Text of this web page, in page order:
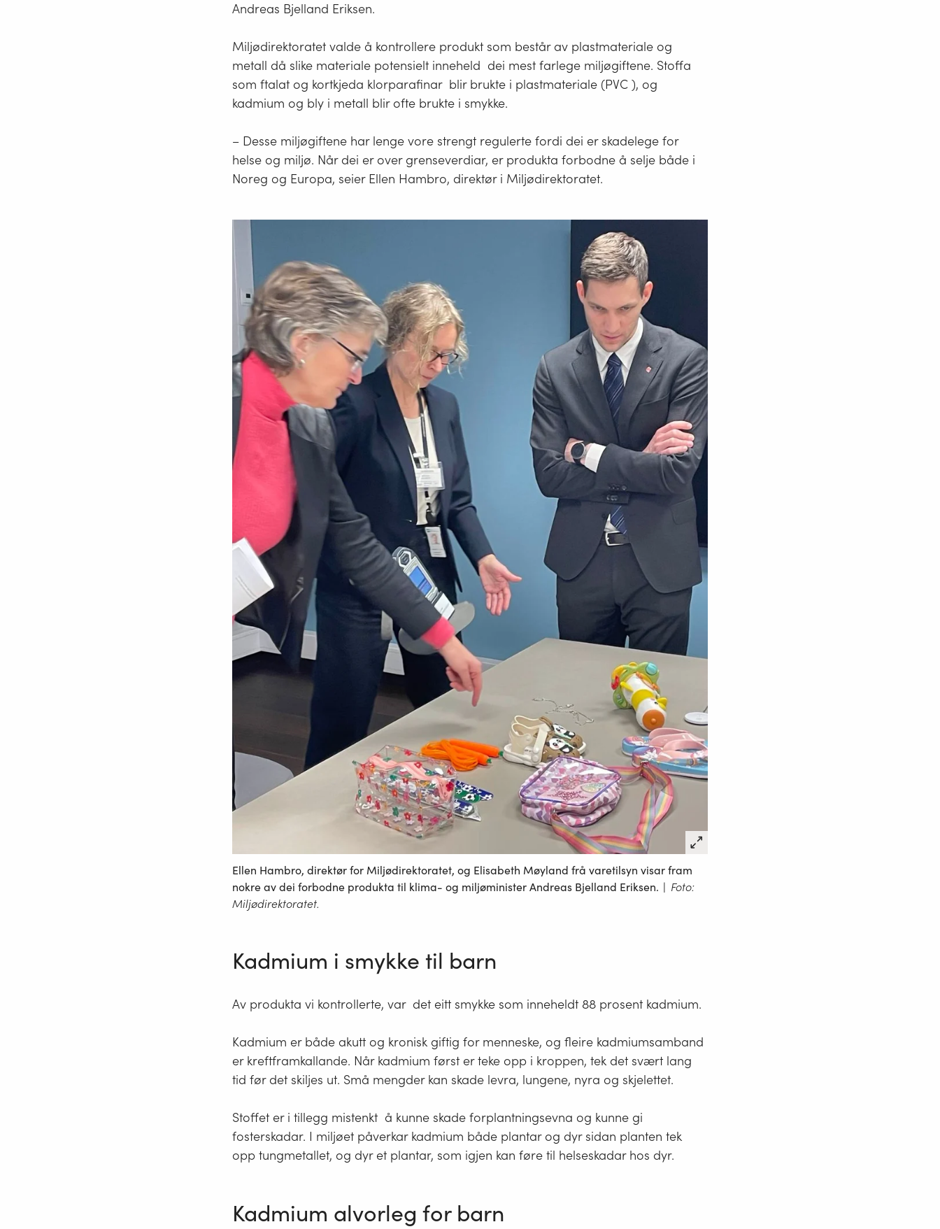
Andreas Bjelland Eriksen.
Miljødirektoratet valde å kontrollere produkt som består av plastmateriale og
metall då slike materiale potensielt inneheld dei mest farlege miljøgiftene. Stoffa
som ftalat og kortkjeda klorparafinar blir brukte i plastmateriale (PVC ), og
kadmium og bly i metall blir ofte brukte i smykke.
– Desse miljøgiftene har lenge vore strengt regulerte fordi dei er skadelege for
helse og miljø. Når dei er over grenseverdiar, er produkta forbodne å selje både i
Noreg og Europa, seier Ellen Hambro, direktør i Miljødirektoratet.
Ellen Hambro, direktør for Miljødirektoratet, og Elisabeth Møyland frå varetilsyn visar fram
nokre av dei forbodne produkta til klima- og miljøminister Andreas Bjelland Eriksen. | Foto:
Miljødirektoratet.
Kadmium i smykke til barn
Av produkta vi kontrollerte, var det eitt smykke som inneheldt 88 prosent kadmium.
Kadmium er både akutt og kronisk giftig for menneske, og fleire kadmiumsamband
er kreftframkallande. Når kadmium først er teke opp i kroppen, tek det svært lang
tid før det skiljes ut. Små mengder kan skade levra, lungene, nyra og skjelettet.
Stoffet er i tillegg mistenkt å kunne skade forplantningsevna og kunne gi
fosterskadar. I miljøet påverkar kadmium både plantar og dyr sidan planten tek
opp tungmetallet, og dyr et plantar, som igjen kan føre til helseskadar hos dyr.
Kadmium alvorleg for barn